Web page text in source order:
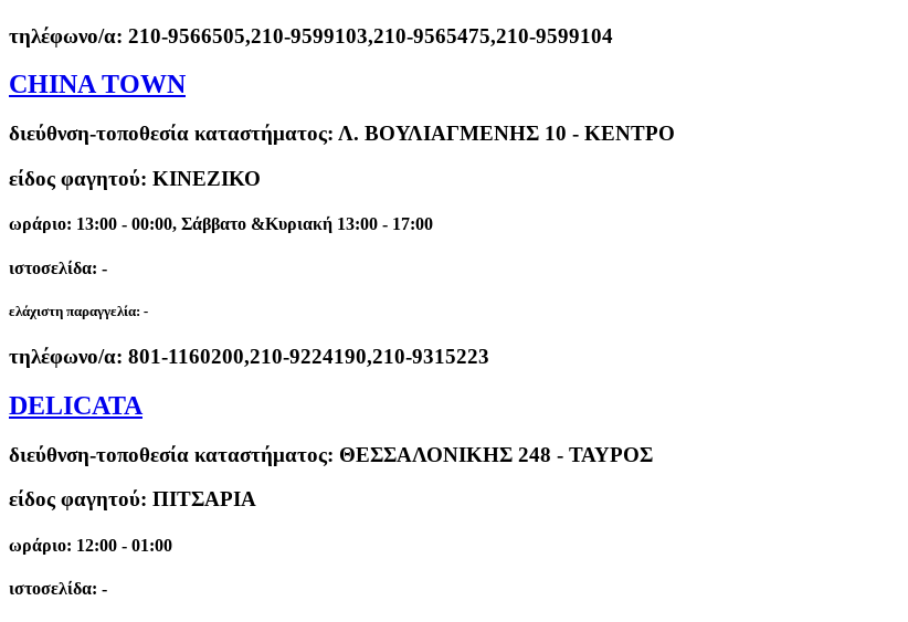
τηλέφωνο/α: 210-9566505,210-9599103,210-9565475,210-9599104
CHINA TOWN
διεύθνση-τοποθεσία καταστήματος: Λ. ΒΟΥΛΙΑΓΜΕΝΗΣ 10 - ΚΕΝΤΡΟ
είδος φαγητού: ΚΙΝΕΖΙΚΟ
ωράριο: 13:00 - 00:00, Σάββατο &Κυριακή 13:00 - 17:00
ιστοσελίδα: -
ελάχιστη παραγγελία: -
τηλέφωνο/α: 801-1160200,210-9224190,210-9315223
DELICATA
διεύθνση-τοποθεσία καταστήματος: ΘΕΣΣΑΛΟΝΙΚΗΣ 248 - ΤΑΥΡΟΣ
είδος φαγητού: ΠΙΤΣΑΡΙΑ
ωράριο: 12:00 - 01:00
ιστοσελίδα: -